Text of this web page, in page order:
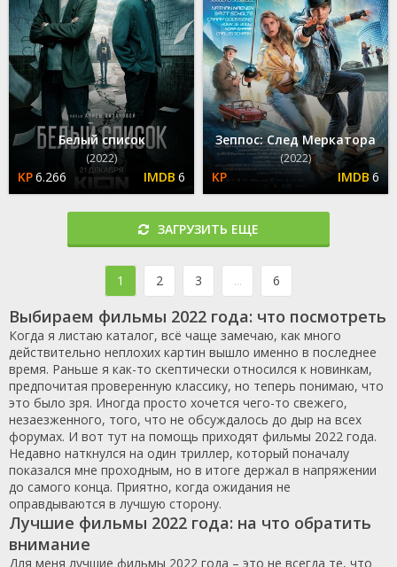
Белый список
(2022)
6.266 6
Зеппос: След Меркатора
(2022)
6
ЗАГРУЗИТЬ ЕЩЕ
1 2 3 ... 6
Выбираем фильмы 2022 года: что посмотреть
Когда я листаю каталог, всё чаще замечаю, как много
действительно неплохих картин вышло именно в последнее
время. Раньше я как-то скептически относился к новинкам,
предпочитая проверенную классику, но теперь понимаю, что
это было зря. Иногда просто хочется чего-то свежего,
незаезженного, того, что не обсуждалось до дыр на всех
форумах. И вот тут на помощь приходят фильмы 2022 года.
Недавно наткнулся на один триллер, который поначалу
показался мне проходным, но в итоге держал в напряжении
до самого конца. Приятно, когда ожидания не
оправдываются в лучшую сторону.
Лучшие фильмы 2022 года: на что обратить
внимание
Для меня лучшие фильмы 2022 года – это не всегда те, что